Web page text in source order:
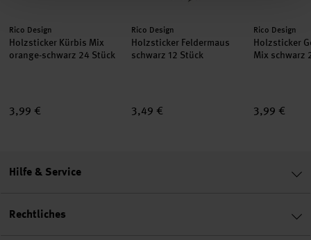
Hersteller:
Rico Design
Holzsticker Kürbis Mix
orange-schwarz 24 Stück
3,99 €
Hersteller:
Rico Design
Holzsticker Feldermaus
schwarz 12 Stück
3,49 €
Hersteller:
Rico Design
Holzsticker
Mix schwarz
3,99 €
Hilfe & Service
Rechtliches